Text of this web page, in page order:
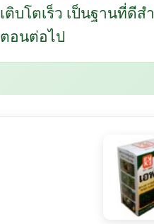
เติบโตเร็ว เป็นฐานที่ดี
ตอนต่อไป